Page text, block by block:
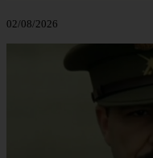
02/08/2026